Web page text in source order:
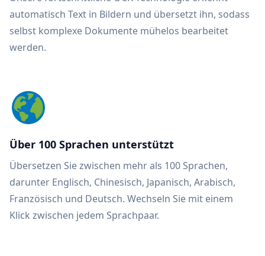
automatisch Text in Bildern und übersetzt ihn, sodass
selbst komplexe Dokumente mühelos bearbeitet
werden.
Über 100 Sprachen unterstützt
Übersetzen Sie zwischen mehr als 100 Sprachen,
darunter Englisch, Chinesisch, Japanisch, Arabisch,
Französisch und Deutsch. Wechseln Sie mit einem
Klick zwischen jedem Sprachpaar.